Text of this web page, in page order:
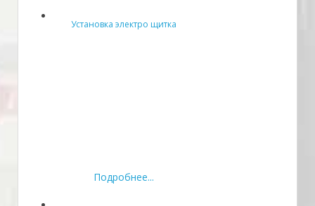
Установка электро щитка
Подробнее...